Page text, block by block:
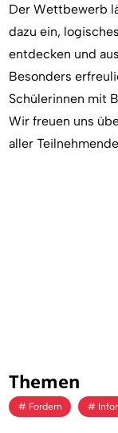
Der Wettbewerb
dazu ein,
entdecken und
Besonders
Schülerinnen mit
Wir freuen uns
aller
Themen
Fordern